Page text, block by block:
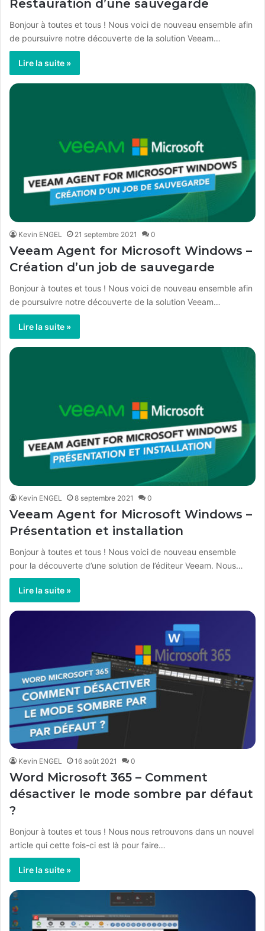
Restauration d’une sauvegarde
Bonjour à toutes et tous ! Nous voici de nouveau ensemble afin
de poursuivre notre découverte de la solution Veeam…
Lire la suite »
Kevin ENGEL 21 septembre 2021 0
Veeam Agent for Microsoft Windows –
Création d’un job de sauvegarde
Bonjour à toutes et tous ! Nous voici de nouveau ensemble afin
de poursuivre notre découverte de la solution Veeam…
Lire la suite »
Kevin ENGEL 8 septembre 2021 0
Veeam Agent for Microsoft Windows –
Présentation et installation
Bonjour à toutes et tous ! Nous voici de nouveau ensemble
pour la découverte d’une solution de l’éditeur Veeam. Nous…
Lire la suite »
Kevin ENGEL 16 août 2021 0
Word Microsoft 365 – Comment
désactiver le mode sombre par défaut
?
Bonjour à toutes et tous ! Nous nous retrouvons dans un nouvel
article qui cette fois-ci est là pour faire…
Lire la suite »